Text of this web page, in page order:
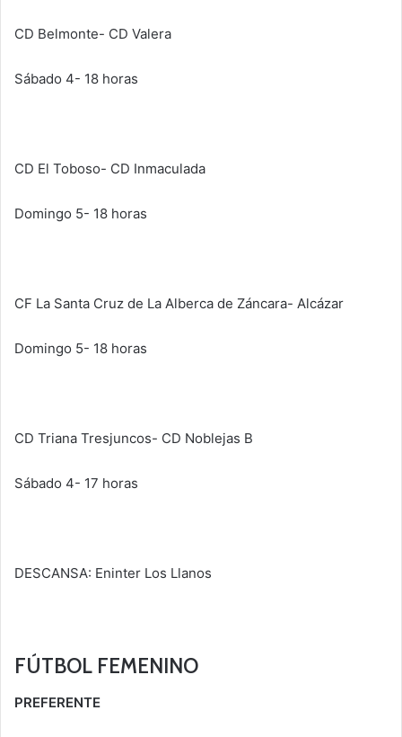
CD Belmonte- CD Valera
Sábado 4- 18 horas
CD El Toboso- CD Inmaculada
Domingo 5- 18 horas
CF La Santa Cruz de La Alberca de Záncara- Alcázar
Domingo 5- 18 horas
CD Triana Tresjuncos- CD Noblejas B
Sábado 4- 17 horas
DESCANSA: Eninter Los Llanos
FÚTBOL FEMENINO
PREFERENTE